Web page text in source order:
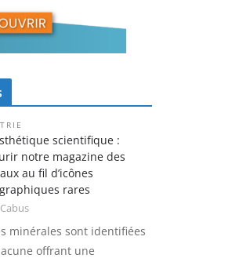
scientifique :
notre magazine des
au fil d’icônes
rares
minérales sont identifiées
offrant une